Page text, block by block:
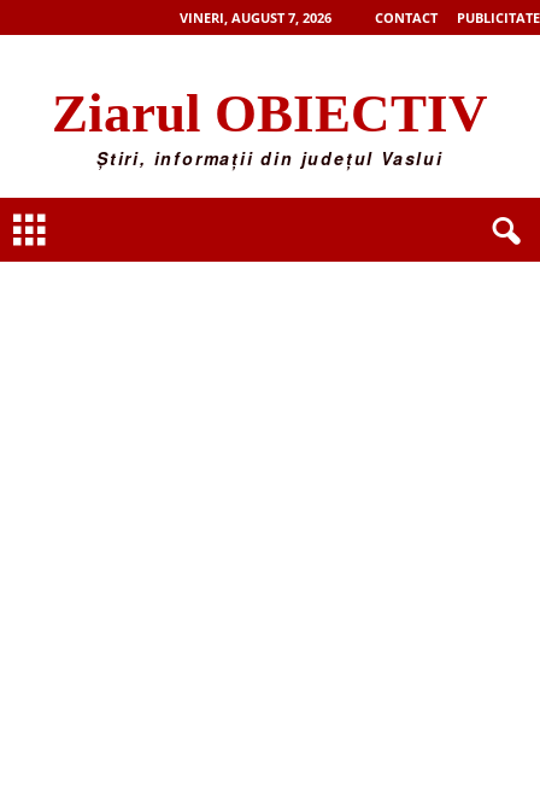
VINERI, AUGUST 7, 2026 CONTACT PUBLICITATE
Ziarul OBIECTIV
Știri, informații din județul Vaslui